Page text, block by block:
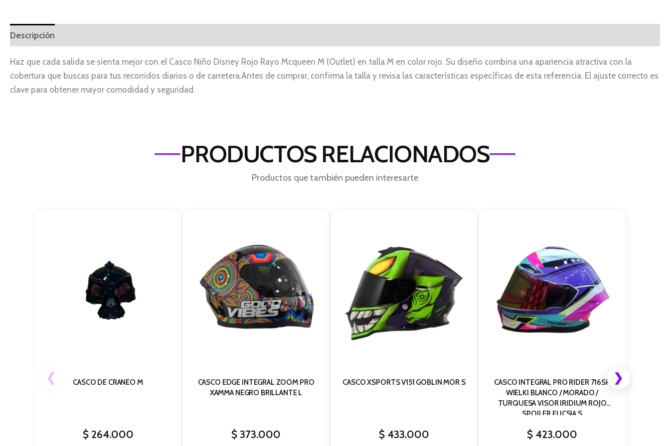
Descripción
Haz que cada salida se sienta mejor con el Casco Niño Disney Rojo Rayo Mcqueen M (Outlet) en talla M en color rojo. Su diseño combina una apariencia atractiva con la
cobertura que buscas para tus recorridos diarios o de carretera.Antes de comprar, confirma la talla y revisa las características específicas de esta referencia. El ajuste correcto es
clave para obtener mayor comodidad y seguridad.
PRODUCTOS RELACIONADOS
Productos que también pueden interesarte
CASCO DE CRANEO M
$264.000
CASCO EDGE INTEGRAL ZOOM PRO
XAMMA NEGRO BRILLANTE L
$ 373.000
CASCO XSPORTS V151 GOBLIN MOR S
$ 433.000
CASCO INTEGRAL PRO RIDER 716SP
WIELKI BLANCO / MORADO /
TURQUESA VISOR IRIDIUM ROJO
SPOILER FUCSIA S
$ 423.000
❮ ❯